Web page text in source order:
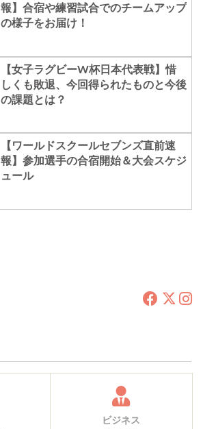
報】合宿や練習試合でのチームアップ
の様子をお届け！
【女子ラグビーW杯日本代表戦】惜
しくも敗退、今回得られたものと今後
の課題とは？
【ワールドスクールセブンズ直前速
報】参加選手の合宿開始＆大会スケジ
ュール
ビジネス